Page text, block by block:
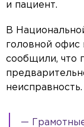
и пациент.
В
головной офис
сообщили, что
неисправность.
—